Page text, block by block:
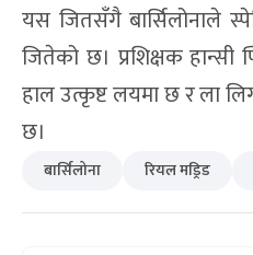
यस जितसँगै
जितेको छ। प्रशिक्षक हान्सी
हाल उत्कृष्ट लयमा छ र ला
छ।
बार्सिलोना रियल मड्रिड